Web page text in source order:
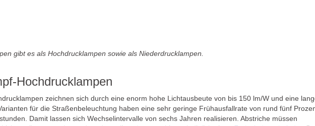
gibt es als Hochdrucklampen sowie als Niederdrucklampen.
Hochdrucklampen
zeichnen sich durch eine enorm hohe Lichtausbeute von bis 150 lm/W und eine
für die Straßenbeleuchtung haben eine sehr geringe Frühausfallrate von rund fünf
Damit lassen sich Wechselintervalle von sechs Jahren realisieren. Abstriche müssen